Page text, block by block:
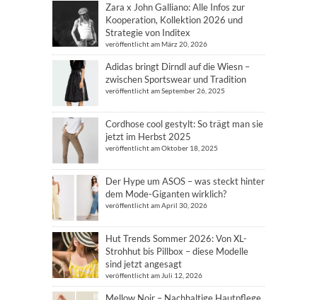
Zara x John Galliano: Alle Infos zur
Kooperation, Kollektion 2026 und
Strategie von Inditex
veröffentlicht am März 20, 2026
Adidas bringt Dirndl auf die Wiesn –
zwischen Sportswear und Tradition
veröffentlicht am September 26, 2025
Cordhose cool gestylt: So trägt man sie
jetzt im Herbst 2025
veröffentlicht am Oktober 18, 2025
Der Hype um ASOS – was steckt hinter
dem Mode-Giganten wirklich?
veröffentlicht am April 30, 2026
Hut Trends Sommer 2026: Von XL-
Strohhut bis Pillbox – diese Modelle
sind jetzt angesagt
veröffentlicht am Juli 12, 2026
Mellow Noir – Nachhaltige Hautpflege